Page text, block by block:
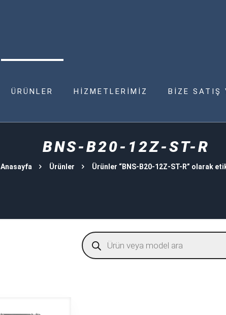
ÜRÜNLER HİZMETLERİMİZ BİZE SATIŞ
BNS-B20-12Z-ST-R
Anasayfa Ürünler Ürünler “BNS-B20-12Z-ST-R” olarak
Products
search